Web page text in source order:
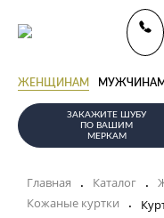
ЖЕНЩИНАМ МУЖЧИНАМ
ЗАКАЖИТЕ ШУБУ
ПО ВАШИМ
МЕРКАМ
Главная . Каталог .
Кожаные куртки .